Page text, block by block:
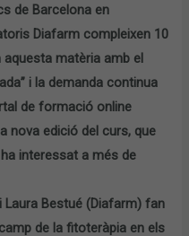
de Barcelona en
Diafarm compleixen 10
matèria amb el
i la demanda continua
de formació online
nova edició del curs, que
interessat a més de
Laura Bestué (Diafarm) fan
de la fitoteràpia en els